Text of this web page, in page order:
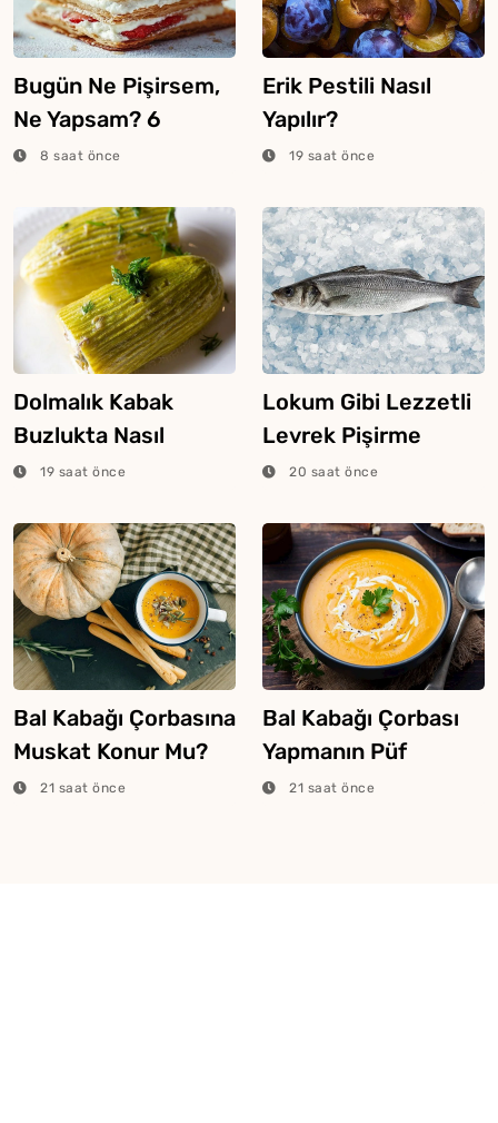
Bugün Ne Pişirsem,
Ne Yapsam? 6
Ağustos 2026
8 saat önce
Erik Pestili Nasıl
Yapılır?
19 saat önce
Dolmalık Kabak
Buzlukta Nasıl
Saklanır?
19 saat önce
Lokum Gibi Lezzetli
Levrek Pişirme
Tüyosu
20 saat önce
Bal Kabağı Çorbasına
Muskat Konur Mu?
21 saat önce
Bal Kabağı Çorbası
Yapmanın Püf
Noktaları
21 saat önce